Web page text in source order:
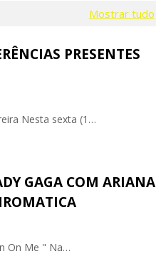
Mostrar tudo
PRESENTES
Nesta sexta (1…
GAGA COM ARIANA
On Me " Na…